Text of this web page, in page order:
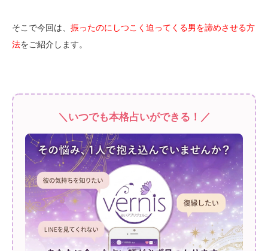
そこで今回は、 振ったのにしつこく迫ってくる男を諦めさせる方
法をご紹介します。
＼いつでも本格占いができる！／